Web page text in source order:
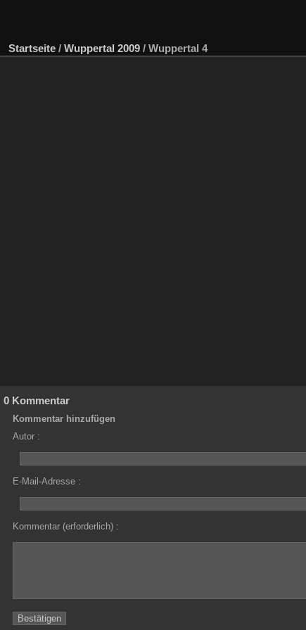
Startseite / Wuppertal 2009 / Wuppertal 4
0 Kommentar
Kommentar hinzufügen
Autor :
E-Mail-Adresse :
Kommentar (erforderlich) :